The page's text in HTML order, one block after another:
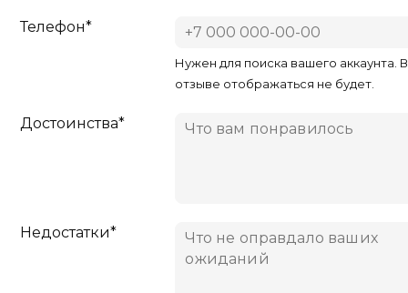
Телефон*
Нужен для поиска вашего аккаунта. В
отзыве отображаться не будет.
Достоинства*
Недостатки*